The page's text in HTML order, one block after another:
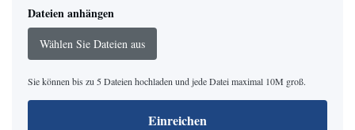
Dateien anhängen
Wählen Sie Dateien aus
Sie können bis zu 5 Dateien hochladen und jede Datei maximal 10M groß.
Einreichen